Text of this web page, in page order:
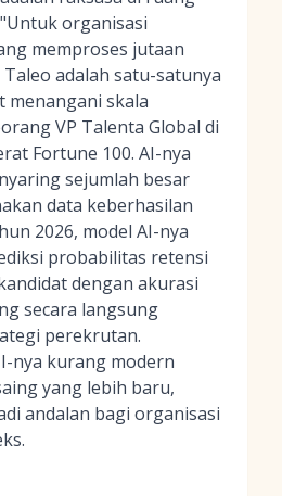
organisasi
memproses jutaan
adalah satu-satunya
menangani skala
VP Talenta Global di
Fortune 100. AI-nya
sejumlah besar
data keberhasilan
2026, model AI-nya
probabilitas retensi
dengan akurasi
secara langsung
perekrutan.
nya kurang modern
yang lebih baru,
andalan bagi organisasi